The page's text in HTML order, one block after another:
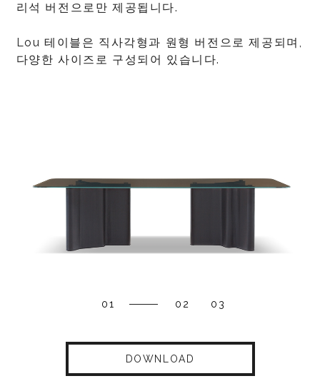
리석 버전으로만 제공됩니다.
Lou 테이블은 직사각형과 원형 버전으로 제공되며,
다양한 사이즈로 구성되어 있습니다.
01 02 03
DOWNLOAD